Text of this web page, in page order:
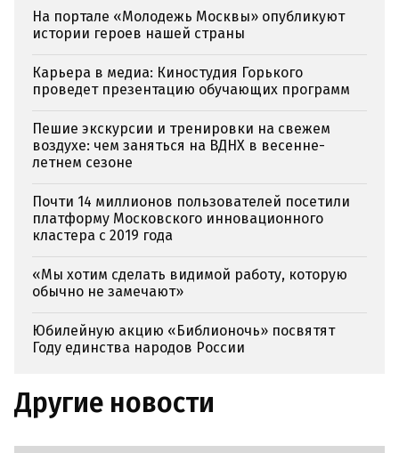
На портале «Молодежь Москвы» опубликуют
истории героев нашей страны
Карьера в медиа: Киностудия Горького
проведет презентацию обучающих программ
Пешие экскурсии и тренировки на свежем
воздухе: чем заняться на ВДНХ в весенне-
летнем сезоне
Почти 14 миллионов пользователей посетили
платформу Московского инновационного
кластера с 2019 года
«Мы хотим сделать видимой работу, которую
обычно не замечают»
Юбилейную акцию «Библионочь» посвятят
Году единства народов России
Другие новости